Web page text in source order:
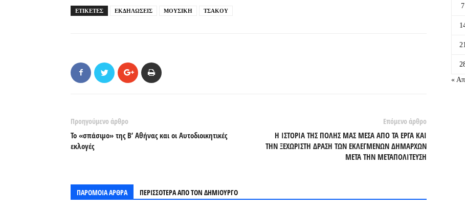
ΕΤΙΚΕΤΕΣ ΕΚΔΗΛΩΣΕΙΣ ΜΟΥΣΙΚΗ ΤΣΑΚΟΥ
Προηγούμενο άρθρο
Το «σπάσιμο» της Β’ Αθήνας και οι Αυτοδιοικητικές
εκλογές
Επόμενο άρθρο
Η ΙΣΤΟΡΙΑ ΤΗΣ ΠΟΛΗΣ ΜΑΣ ΜΕΣΑ ΑΠΟ ΤΑ ΕΡΓΑ ΚΑΙ
ΤΗΝ ΞΕΧΩΡΙΣΤΗ ΔΡΑΣΗ ΤΩΝ ΕΚΛΕΓΜΕΝΩΝ ΔΗΜΑΡΧΩΝ
ΜΕΤΑ ΤΗΝ ΜΕΤΑΠΟΛΙΤΕΥΣΗ
ΠΑΡΟΜΟΙΑ ΑΡΘΡΑ ΠΕΡΙΣΣΟΤΕΡΑ ΑΠΟ ΤΟΝ ΔΗΜΙΟΥΡΓΟ
7
21
«